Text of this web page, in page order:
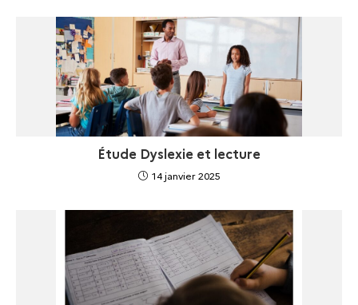
Étude Dyslexie et lecture
14 janvier 2025